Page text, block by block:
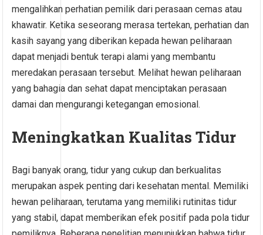
mengalihkan perhatian pemilik dari perasaan cemas atau
khawatir. Ketika seseorang merasa tertekan, perhatian dan
kasih sayang yang diberikan kepada hewan peliharaan
dapat menjadi bentuk terapi alami yang membantu
meredakan perasaan tersebut. Melihat hewan peliharaan
yang bahagia dan sehat dapat menciptakan perasaan
damai dan mengurangi ketegangan emosional.
Meningkatkan Kualitas Tidur
Bagi banyak orang, tidur yang cukup dan berkualitas
merupakan aspek penting dari kesehatan mental. Memiliki
hewan peliharaan, terutama yang memiliki rutinitas tidur
yang stabil, dapat memberikan efek positif pada pola tidur